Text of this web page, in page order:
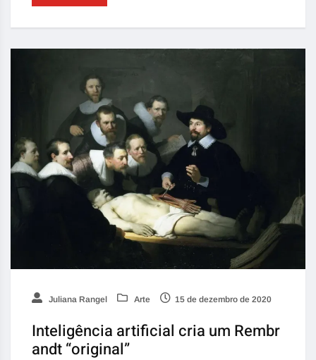
Juliana Rangel Arte 15 de dezembro de 2020
Inteligência artificial cria um Rembr
andt “original”